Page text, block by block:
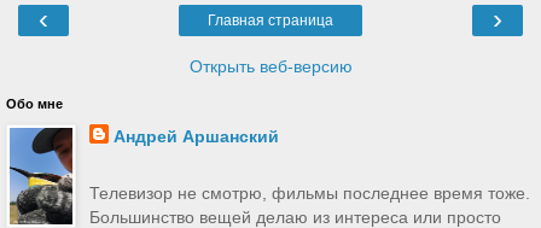
‹ ›
Главная страница
Открыть веб-версию
Обо мне
Андрей Аршанский
Телевизор не смотрю, фильмы последнее время тоже.
Большинство вещей делаю из интереса или просто